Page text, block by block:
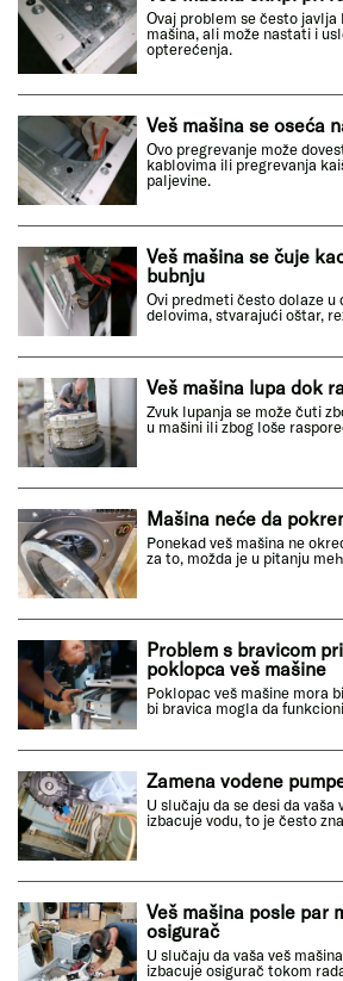
Ovaj problem se često
mašina, ali može nastati i
opterećenja.
Veš mašina se oseća
Ovo pregrevanje može
kablovima ili pregrevanja
paljevine.
Veš mašina se čuje
bubnju
Ovi predmeti često dolaze u
delovima, stvarajući oštar,
Veš mašina lupa dok
Zvuk lupanja se može čuti
u mašini ili zbog loše
Mašina neće da
Ponekad veš mašina ne
za to, možda je u pitanju
Problem s bravicom
poklopca veš mašine
Poklopac veš mašine mora
bi bravica mogla da
Zamena vodene
U slučaju da se desi da
izbacuje vodu, to je često
Veš mašina posle par
osigurač
U slučaju da vaša veš
izbacuje osigurač tokom